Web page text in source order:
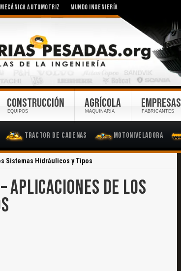
MECÁNICA AUTOMOTRIZ MUNDO INGENIERÍA
Tractor de Cadenas Motoniveladora
CONSTRUCCIÓN
EQUIPOS
AGRÍCOLA
MAQUINARIA
EMPRESAS
FABRICANTES
Sistemas Hidráulicos y Tipos
APLICACIONES DE LOS